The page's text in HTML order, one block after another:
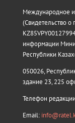
Международное
(Свидетельство
информации
Республики
050026,
здание 23, 225
Телефон
Email: